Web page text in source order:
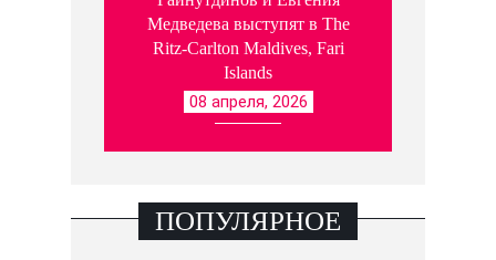
Медведева выступят в The
Ritz-Carlton Maldives, Fari
Islands
08 апреля, 2026
ПОПУЛЯРНОЕ